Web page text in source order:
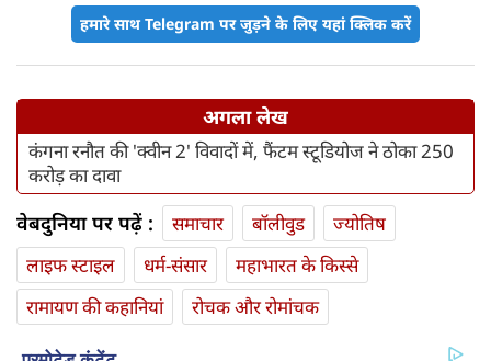
हमारे साथ Telegram पर जुड़ने के लिए यहां क्लिक करें
अगला लेख
कंगना रनौत की 'क्वीन 2' विवादों में, फैंटम स्टूडियोज ने ठोका 250
करोड़ का दावा
वेबदुनिया पर पढ़ें : समाचार बॉलीवुड
ज्योतिष
लाइफ स्‍टाइल
धर्म-संसार
महाभारत के किस्से
रामायण की कहानियां
रोचक और रोमांचक